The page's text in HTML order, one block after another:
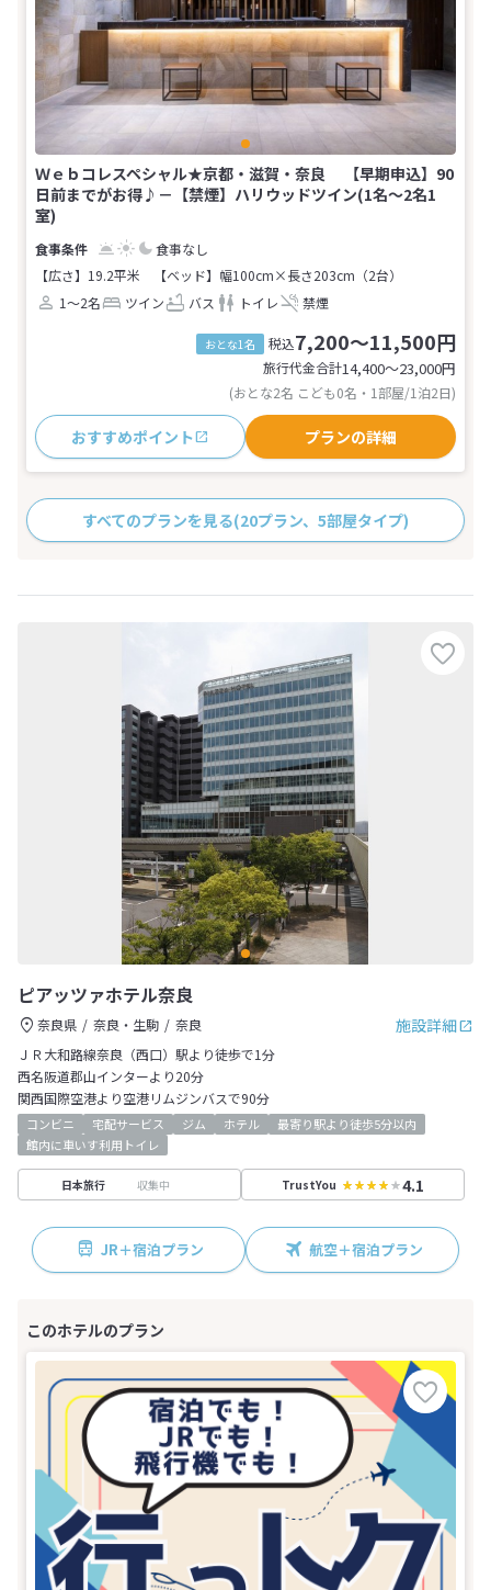
Ｗｅｂコレスペシャル★京都・滋賀・奈良 【早期申込】90
日前までがお得♪－【禁煙】ハリウッドツイン(1名～2名1
室)
食事なし
【広さ】19.2平米
【ベッド】幅100cm×長さ203cm（2台）
1～2名
ツイン バス トイレ 禁煙
おとな1名 税込7,200～11,500円
旅行代金合計14,400〜23,000円
(おとな2名 こども0名・1部屋/1泊2日)
おすすめポイント プランの詳細
すべてのプランを見る(20プラン、5部屋タイプ)
ピアッツァホテル奈良
施設詳細
奈良県 奈良・生駒
奈良
ＪＲ大和路線奈良（西口）駅より徒歩で1分
西名阪道郡山インターより20分
関西国際空港より空港リムジンバスで90分
コンビニ 宅配サービス ジム ホテル
最寄り駅より徒歩5分以内
館内に車いす利用トイレ
日本旅行 収集中 TrustYou 4.1
JR＋宿泊プラン 航空＋宿泊プラン